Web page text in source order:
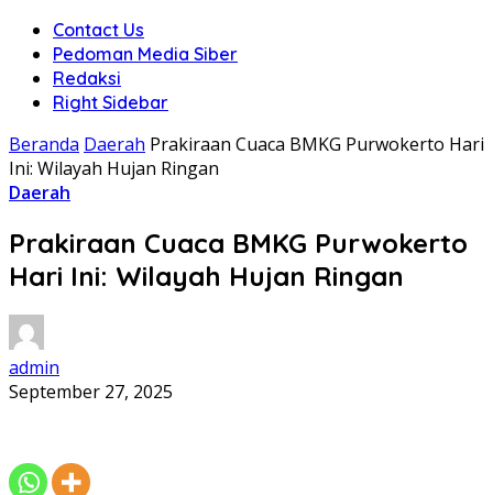
Contact Us
Pedoman Media Siber
Redaksi
Right Sidebar
Beranda Daerah Prakiraan Cuaca BMKG Purwokerto Hari
Ini: Wilayah Hujan Ringan
Daerah
Prakiraan Cuaca BMKG Purwokerto
Hari Ini: Wilayah Hujan Ringan
admin
September 27, 2025